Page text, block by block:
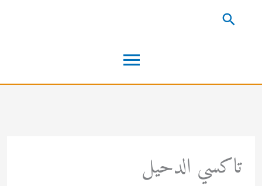
القائمة
الرئيسية
البحث
تاكسي الدحيل